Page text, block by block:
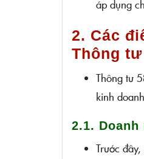
áp dụng
2. Các
Thông tư
Thông tư
kinh
2.1.
Trước